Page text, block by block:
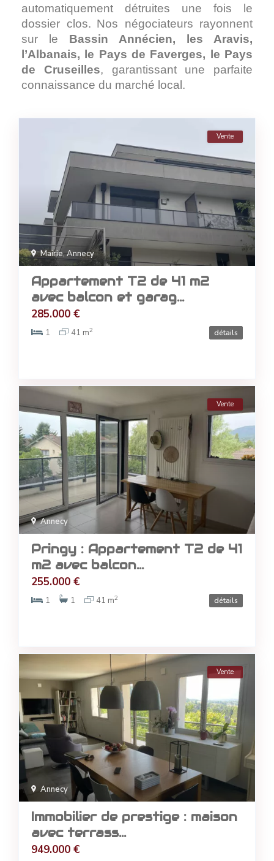
automatiquement détruites une fois le
dossier clos. Nos négociateurs rayonnent
sur le Bassin Annécien, les Aravis,
l’Albanais, le Pays de Faverges, le Pays
de Cruseilles, garantissant une parfaite
connaissance du marché local.
Mairie,Annecy
Vente
Appartement T2 de 41 m2
avec balcon et garag...
285.000 €
1 41 m2 détails
Annecy
Vente
Pringy : Appartement T2 de 41
m2 avec balcon...
255.000 €
1 1 41 m2 détails
Annecy
Vente
Immobilier de prestige : maison
avec terrass...
949.000 €